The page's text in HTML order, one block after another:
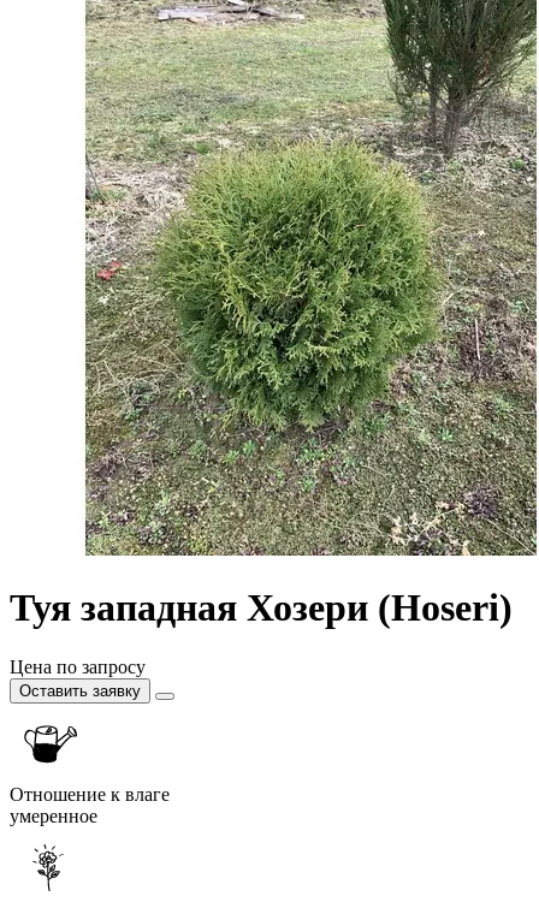
Туя западная Хозери (Hoseri)
Цена по запросу
Оставить заявку
Отношение к влаге
умеренное